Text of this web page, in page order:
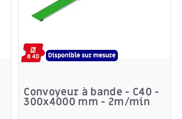
Convoyeur à bande - C40 -
300x4000 mm - 2m/min